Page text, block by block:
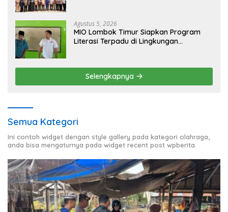
Agustus 5, 2026
MIO Lombok Timur Siapkan Program
Literasi Terpadu di Lingkungan
Selengkapnya
Semua Kategori
Ini contoh widget dengan style gallery pada kategori olahraga,
anda bisa mengaturnya pada widget recent post wpberita.